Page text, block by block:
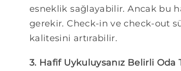
esneklik sağlayabilir. Ancak bu
gerekir. Check-in ve check-out
kalitesini artırabilir.
3. Hafif Uykuluysanız Belirli Oda